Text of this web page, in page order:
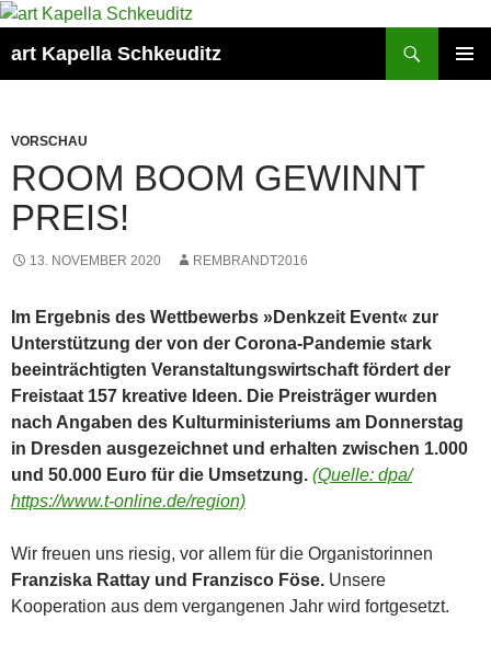
art Kapella Schkeuditz
VORSCHAU
ROOM BOOM GEWINNT
PREIS!
13. NOVEMBER 2020 REMBRANDT2016
Im Ergebnis des Wettbewerbs »Denkzeit Event« zur
Unterstützung der von der Corona-Pandemie stark
beeinträchtigten Veranstaltungswirtschaft fördert der
Freistaat 157 kreative Ideen. Die Preisträger wurden
nach Angaben des Kulturministeriums am Donnerstag
in Dresden ausgezeichnet und erhalten zwischen 1.000
und 50.000 Euro für die Umsetzung. (Quelle: dpa/
https://www.t-online.de/region)
Wir freuen uns riesig, vor allem für die Organistorinnen
Franziska Rattay und Franzisco Föse. Unsere
Kooperation aus dem vergangenen Jahr wird fortgesetzt.